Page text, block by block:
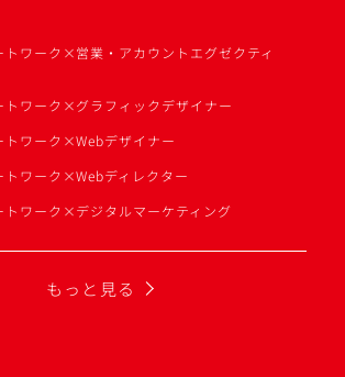
ワーク×営業・アカウントエグゼクティ
トワーク×グラフィックデザイナー
トワーク×Webデザイナー
トワーク×Webディレクター
トワーク×デジタルマーケティング
もっと見る